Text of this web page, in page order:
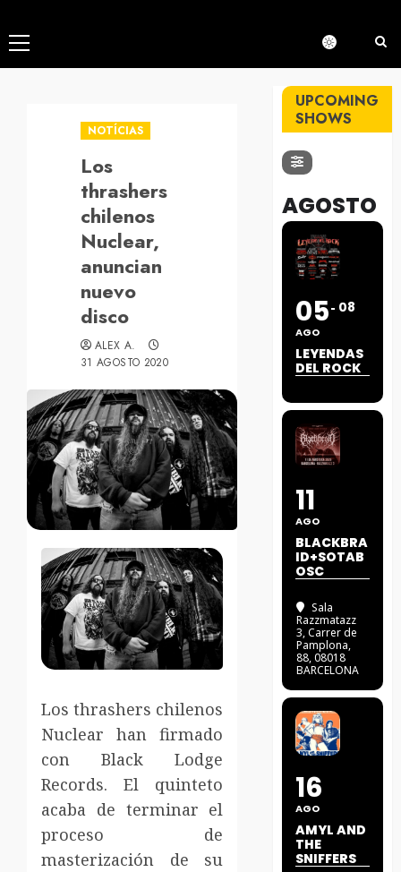
Menú
principal
NOTÍCIAS
Los
thrashers
chilenos
Nuclear,
anuncian
nuevo
disco
ALEX A.
31 AGOSTO 2020
Los thrashers chilenos
Nuclear han firmado
con Black Lodge
Records. El quinteto
acaba de terminar el
proceso de
masterización de su
UPCOMING
SHOWS
AGOSTO
05
AGO
08
LEYENDAS
DEL ROCK
11
AGO
BLACKBRA
ID+SOTAB
OSC
Sala
Razzmatazz
3, Carrer de
Pamplona,
88, 08018
BARCELONA
16
AGO
AMYL AND
THE
SNIFFERS